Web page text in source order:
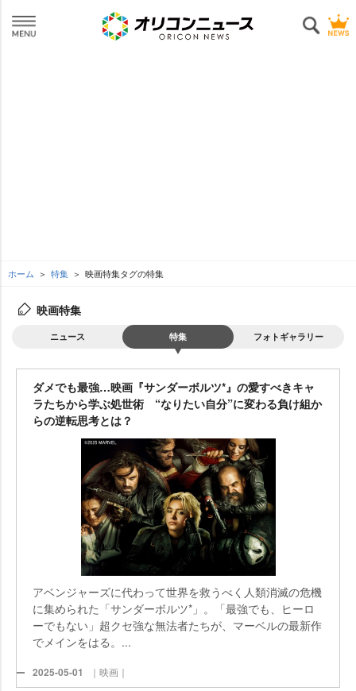
ホーム 特集 映画特集タグの特集
映画特集
ニュース 特集 フォトギャラリー
ダメでも最強…映画『サンダーボルツ*』の愛すべきキャ
ラたちから学ぶ処世術 “なりたい自分”に変わる負け組か
らの逆転思考とは？
アベンジャーズに代わって世界を救うべく人類消滅の危機
に集められた「サンダーボルツ*」。「最強でも、ヒーロ
ーでもない」超クセ強な無法者たちが、マーベルの最新作
でメインをはる。...
2025-05-01 ｜映画｜